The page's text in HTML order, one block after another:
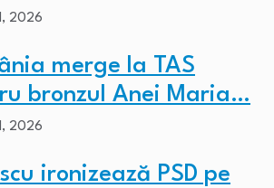
2026
merge la TAS
bronzul Anei Maria…
2026
ironizează PSD pe